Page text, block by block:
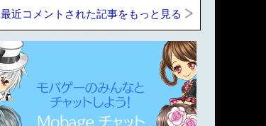
最近コメントされた記事をもっと見る